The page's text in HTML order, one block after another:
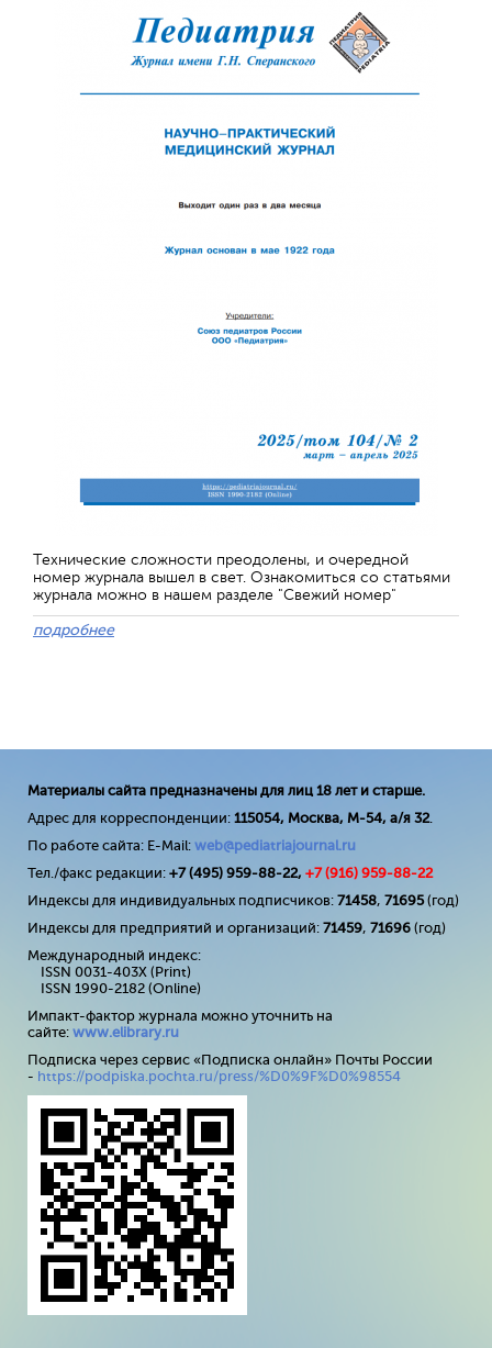
Технические сложности преодолены, и очередной
номер журнала вышел в свет. Ознакомиться со статьями
журнала можно в нашем разделе "Свежий номер"
подробнее
Материалы сайта предназначены для лиц 18 лет и старше.
Адрес для корреспонденции: 115054, Москва, М-54, а/я 32.
По работе сайта: E-Mail: web@pediatriajournal.ru
Тел./факс редакции: +7 (495) 959-88-22, +7 (916) 959-88-22
Индексы для индивидуальных подписчиков: 71458, 71695(год)
Индексы для предприятий и организаций: 71459, 71696 (год)
Международный индекс:
ISSN 0031-403X (Print)
ISSN 1990-2182 (Online)
Импакт-фактор журнала можно уточнить на
сайте: www.elibrary.ru
Подписка через сервис «Подписка онлайн» Почты России
- https://podpiska.pochta.ru/press/%D0%9F%D0%98554